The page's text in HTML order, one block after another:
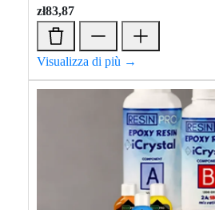
zł83,87
Visualizza di più →